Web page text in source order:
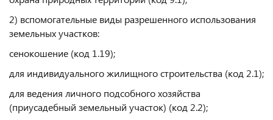
2) вспомогательные виды разрешенного использования
земельных участков:
сенокошение (код 1.19);
для индивидуального жилищного строительства (код 2.1);
для ведения личного подсобного хозяйства
(приусадебный земельный участок) (код 2.2);